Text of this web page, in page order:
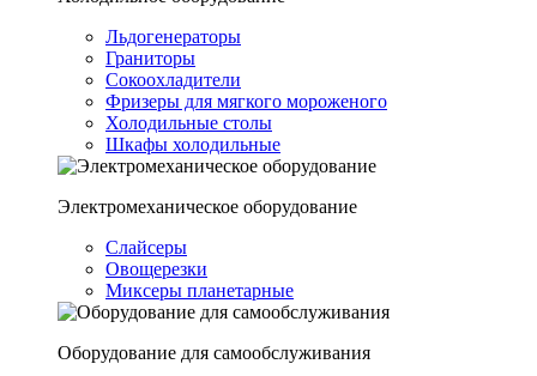
Льдогенераторы
Граниторы
Сокоохладители
Фризеры для мягкого мороженого
Холодильные столы
Шкафы холодильные
Электромеханическое оборудование
Слайсеры
Овощерезки
Миксеры планетарные
Оборудование для самообслуживания